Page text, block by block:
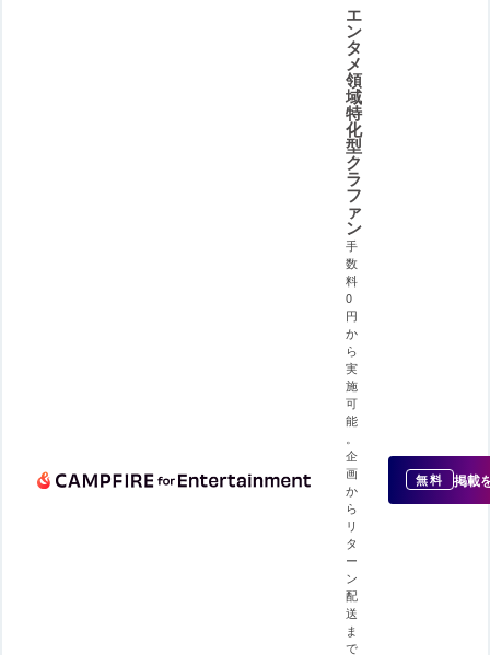
エ
ン
タ
メ
領
域
特
化
型
ク
ラ
フ
ァ
ン
手
数
料
0
円
か
ら
実
施
可
能
企
画
か
ら
リ
タ
ー
ン
配
送
ま
で
無料 掲載